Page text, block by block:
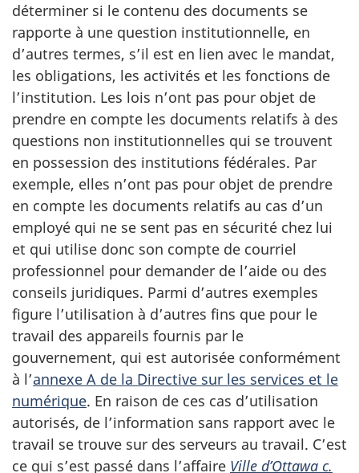
déterminer si le contenu des documents se
rapporte à une question institutionnelle, en
d’autres termes, s’il est en lien avec le mandat,
les obligations, les activités et les fonctions de
l’institution. Les lois n’ont pas pour objet de
prendre en compte les documents relatifs à des
questions non institutionnelles qui se trouvent
en possession des institutions fédérales. Par
exemple, elles n’ont pas pour objet de prendre
en compte les documents relatifs au cas d’un
employé qui ne se sent pas en sécurité chez lui
et qui utilise donc son compte de courriel
professionnel pour demander de l’aide ou des
conseils juridiques. Parmi d’autres exemples
figure l’utilisation à d’autres fins que pour le
travail des appareils fournis par le
gouvernement, qui est autorisée conformément
à l’annexe A de la Directive sur les services et le
numérique. En raison de ces cas d’utilisation
autorisés, de l’information sans rapport avec le
travail se trouve sur des serveurs au travail. C’est
ce qui s’est passé dans l’affaire Ville d’Ottawa c.